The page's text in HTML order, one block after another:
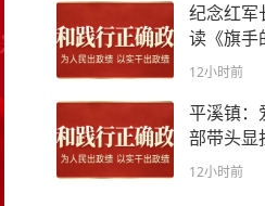
纪念红军
读《旗手
12小时前
平溪镇：
部带头显
12小时前